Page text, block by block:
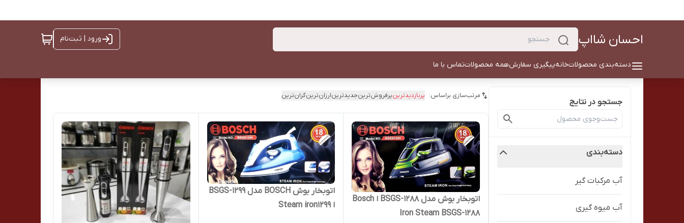
احسان شااپ ورود | ثبت‌نام
دسته‌بندی محصولاتخانهپیگیری سفارشهمه محصولاتتماس با ما
جستجو در نتایج
دسته‌بندی
آب مرکبات گیر
آب میوه گیری
مرتب‌سازی براساس: پربازدیدترینپرفروش‌ترینجدیدترینارزان‌ترینگران‌ترین
اتوبخار بوش مدل BSGS-1288 ا Bosch
Iron Steam BSGS-1288
اتوبخار بوش BOSCH مدل BSGS-1299
ا Steam iron1299